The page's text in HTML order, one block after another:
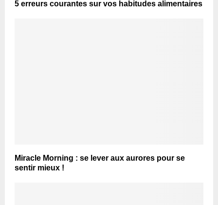
5 erreurs courantes sur vos habitudes alimentaires
Miracle Morning : se lever aux aurores pour se
sentir mieux !